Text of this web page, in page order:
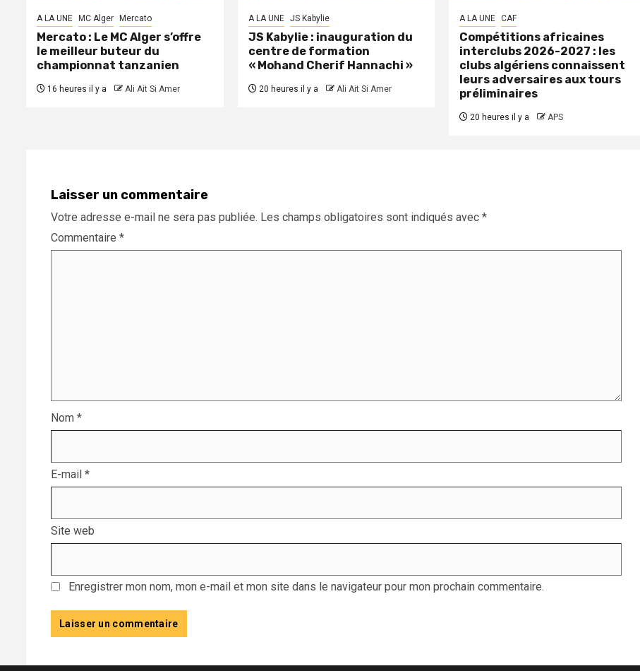
A LA UNE MC Alger Mercato
Mercato : Le MC Alger s’offre
le meilleur buteur du
championnat tanzanien
16 heures il y a Ali Ait Si Amer
A LA UNE JS Kabylie
JS Kabylie : inauguration du
centre de formation
« Mohand Cherif Hannachi »
20 heures il y a Ali Ait Si Amer
A LA UNE CAF
Compétitions africaines
interclubs 2026-2027 : les
clubs algériens connaissent
leurs adversaires aux tours
préliminaires
20 heures il y a APS
Laisser un commentaire
Votre adresse e-mail ne sera pas publiée. Les champs obligatoires sont indiqués avec *
Commentaire *
Nom *
E-mail *
Site web
Enregistrer mon nom, mon e-mail et mon site dans le navigateur pour mon prochain commentaire.